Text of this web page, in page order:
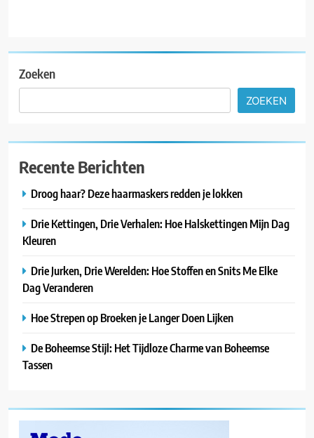
Zoeken
ZOEKEN
Recente Berichten
Droog haar? Deze haarmaskers redden je lokken
Drie Kettingen, Drie Verhalen: Hoe Halskettingen Mijn Dag
Kleuren
Drie Jurken, Drie Werelden: Hoe Stoffen en Snits Me Elke
Dag Veranderen
Hoe Strepen op Broeken je Langer Doen Lijken
De Boheemse Stijl: Het Tijdloze Charme van Boheemse
Tassen